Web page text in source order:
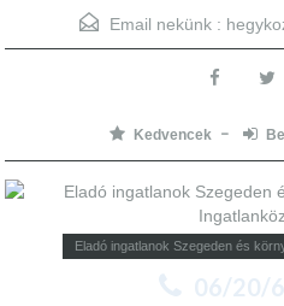
Email nekünk :
Kedvencek
Eladó ingatlanok Szegeden és
06/20/